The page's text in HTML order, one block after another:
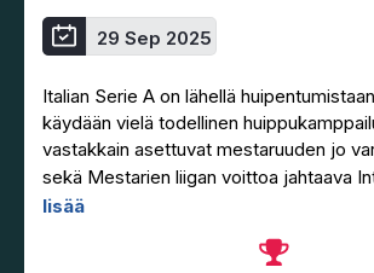
29 Sep 2025
Italian Serie A on lähellä
käydään vielä todellinen
vastakkain asettuvat mestaruuden jo
sekä Mestarien liigan voittoa jahtaava
lisää